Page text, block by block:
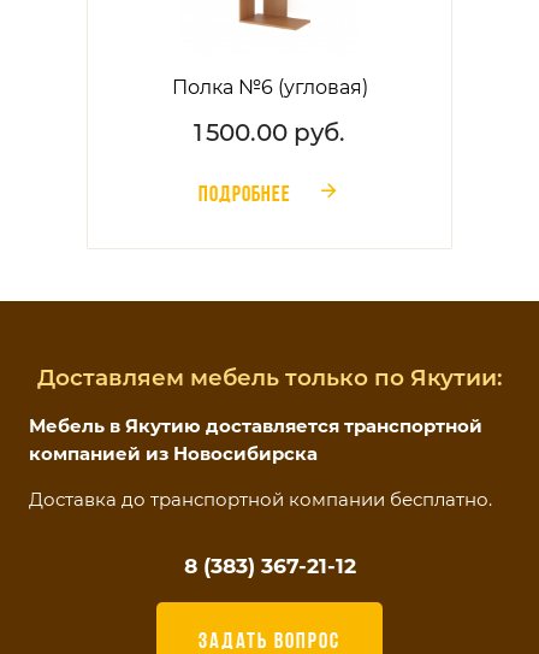
Полка №6 (угловая)
1 500.00 руб.
ПОДРОБНЕЕ 󰁔
Доставляем мебель только по Якутии:
Мебель в Якутию доставляется транспортной
компанией из Новосибирска
Доставка до транспортной компании бесплатно.
8 (383) 367-21-12
ЗАДАТЬ ВОПРОС